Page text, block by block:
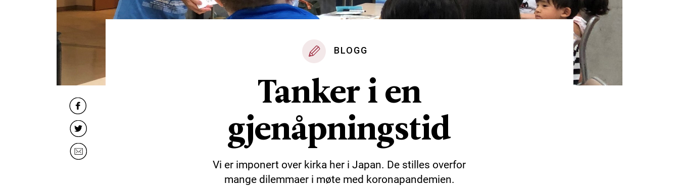
BLOGG
Tanker i en
gjenåpningstid
Vi er imponert over kirka her i Japan. De stilles overfor
mange dilemmaer i møte med koronapandemien.